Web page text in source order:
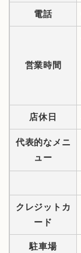
電話
営業時間
店休日
代表的なメニ
ュー
クレジットカ
ード
駐車場